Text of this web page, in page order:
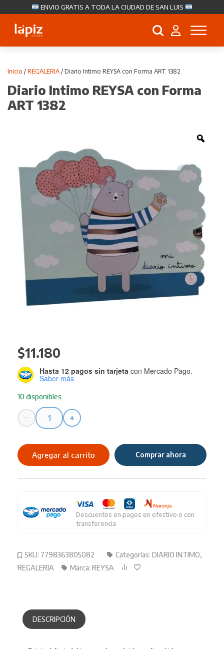
ENVIO GRATIS A TODA LA CIUDAD DE SAN LUIS
Búsqueda
Inicio / REGALERIA / Diario Intimo REYSA con Forma ART 1382
Diario Intimo REYSA con Forma
ART 1382
$11.180
10 disponibles
Hasta 12 pagos sin tarjeta con Mercado Pago.
Saber más
−
Diario
REYSA
con
cantidad
+
Agregar al carrito Comprar ahora
SKU: 7798363805082 Categorías: DIARIO INTIMO,
REGALERIA
Marca: REYSA
Descuentos en pagos en efectivo o con
transferencia
DESCRIPCIÓN